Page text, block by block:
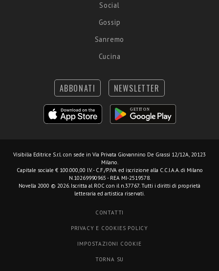
Social
Gossip
Sanremo
Cucina
ABBONATI NEWSLETTER
Visibilia Editrice S.r.l. con sede in Via Privata Giovannino De Grassi 12/12A, 20123
Milano.
Capitale sociale € 100.000,00 I.V. - C.F./P.IVA ed iscrizione alla C.C.I.A.A. di Milano
N.10269990965 - REA MI-2519578.
Novella 2000 © 2026. Iscritta al ROC con il n.37767. Tutti i diritti di proprietà
letteraria ed artistica riservati.
CONTATTI
PRIVACY E COOKIES POLICY
IMPOSTAZIONI COOKIE
TORNA SU